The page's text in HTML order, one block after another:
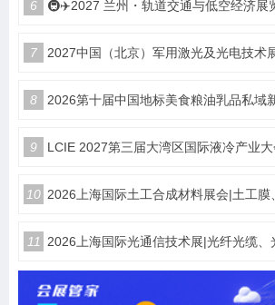
6 🚇✈️2027 兰州・轨道交通与低空经济展
7 2027中国（北京）军用激光及光电技术
8 2026第十届中国地标美食粮油乳品私域
9 LCIE 2027第三届大湾区国际液冷产业大会
10 2026上海国际土工合成材料展会|土工膜、土工布展|土工合
11 2026上海国际光通信技术展|光纤光缆、光模块